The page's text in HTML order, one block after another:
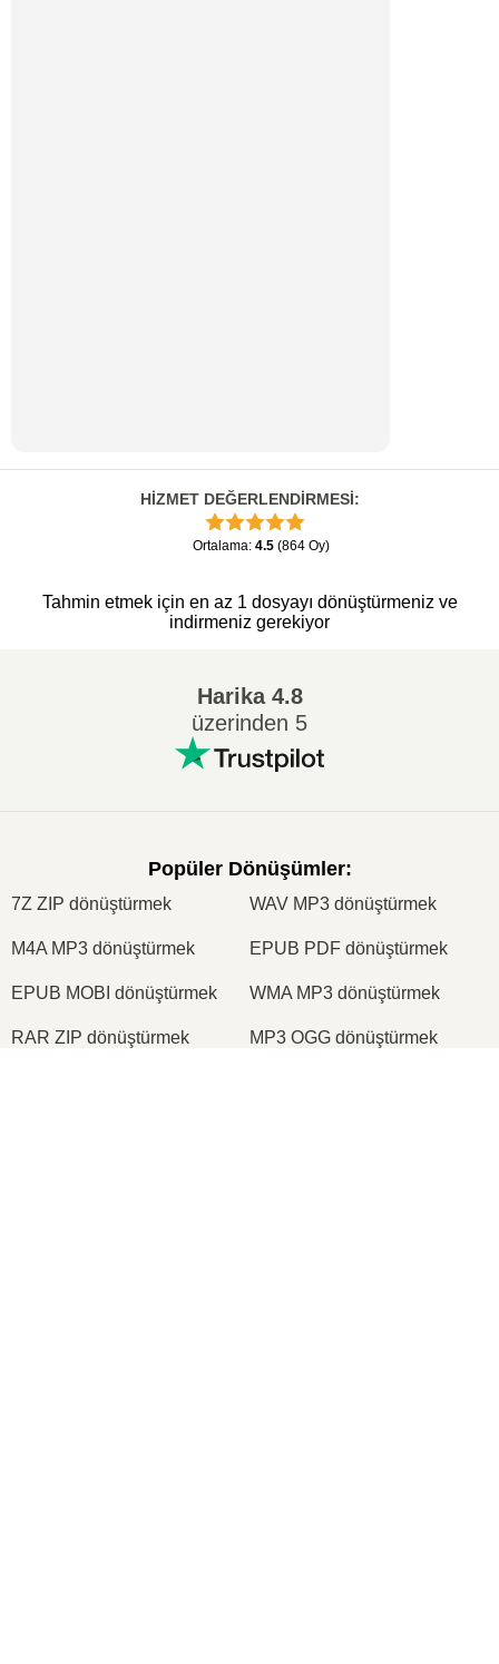
HİZMET DEĞERLENDİRMESİ:
Ortalama: 4.5 (864 Oy)
Tahmin etmek için en az 1 dosyayı dönüştürmeniz ve
indirmeniz gerekiyor
Harika4.8
üzerinden 5
Popüler Dönüşümler:
7Z ZIP dönüştürmek WAV MP3 dönüştürmek
M4A MP3 dönüştürmek EPUB PDF dönüştürmek
EPUB MOBI dönüştürmek WMA MP3 dönüştürmek
RAR ZIP dönüştürmek MP3 OGG dönüştürmek